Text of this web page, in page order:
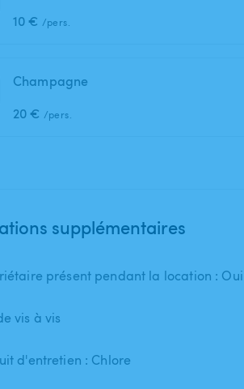
10 € /pers.
Champagne
20 € /pers.
supplémentaires
présent pendant la location : Oui
vis à vis
d'entretien : Chlore